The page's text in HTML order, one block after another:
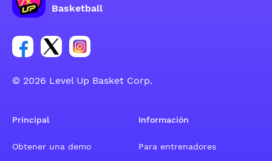
Basketball
Enlace para el grupo social de la cuenta de Facebook
Enlace para el grupo social de la cuenta de
Enlace para el grupo social de la cuenta
© 2026 Level Up Basket Corp.
Principal
Obtener una demo
Información
Para entrenadores